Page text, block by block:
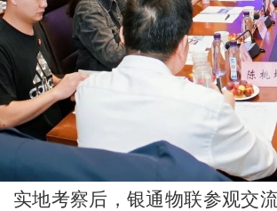
实地考察后，银通物联参观交